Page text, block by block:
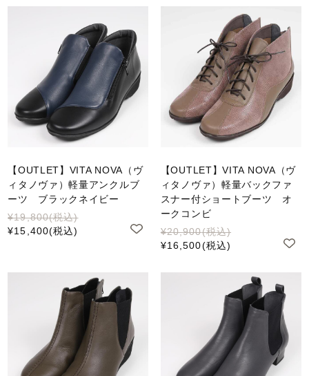
【OUTLET】VITA NOVA（ヴ
ィタノヴァ）軽量アンクルブ
ーツ ブラックネイビー
¥19,800(税込)
¥15,400(税込)
【OUTLET】VITA NOVA（ヴ
ィタノヴァ）軽量バックファ
スナー付ショートブーツ オ
ークコンビ
¥20,900(税込)
¥16,500(税込)